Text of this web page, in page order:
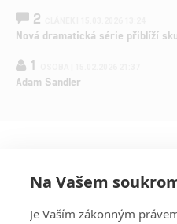
2
Nová dramatická série přiblíží
1
Adam Sandler
Na Vašem
Je Vaším zákonným